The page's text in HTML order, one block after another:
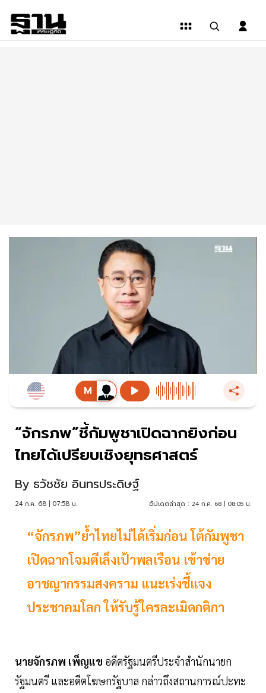
“จักรภพ”ชี้กัมพูชาเปิดฉากยิงก่อน
ไทยได้เปรียบเชิงยุทธศาสตร์
By ธวัชชัย อินทรประดิษฐ์
24 ก.ค. 68 | 07:58 น. อัปเดตล่าสุด : 24 ก.ค. 68 | 08:05 น.
“จักรภพ”ย้ำไทยไม่ได้เริ่มก่อน โต้กัมพูชา
เปิดฉากโจมตีเล็งเป้าพลเรือน เข้าข่าย
อาชญากรรมสงคราม แนะเร่งชี้แจง
ประชาคมโลก ให้รับรู้ใครละเมิดกติกา
นายจักรภพ เพ็ญแข อดีตรัฐมนตรีประจำสำนักนายก
รัฐมนตรี และอดีตโฆษกรัฐบาล กล่าวถึงสถานการณ์ปะทะ